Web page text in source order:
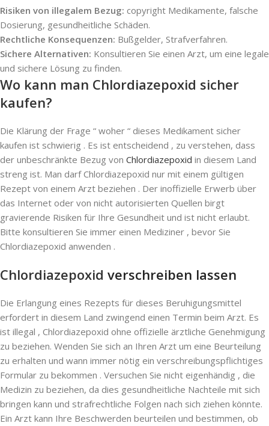
Risiken von illegalem Bezug: copyright Medikamente, falsche
Dosierung, gesundheitliche Schäden.
Rechtliche Konsequenzen: Bußgelder, Strafverfahren.
Sichere Alternativen: Konsultieren Sie einen Arzt, um eine legale
und sichere Lösung zu finden.
Wo kann man Chlordiazepoxid sicher
kaufen?
Die Klärung der Frage “ woher “ dieses Medikament sicher
kaufen ist schwierig . Es ist entscheidend , zu verstehen, dass
der unbeschränkte Bezug von Chlordiazepoxid in diesem Land
streng ist. Man darf Chlordiazepoxid nur mit einem gültigen
Rezept von einem Arzt beziehen . Der inoffizielle Erwerb über
das Internet oder von nicht autorisierten Quellen birgt
gravierende Risiken für Ihre Gesundheit und ist nicht erlaubt.
Bitte konsultieren Sie immer einen Mediziner , bevor Sie
Chlordiazepoxid anwenden .
Chlordiazepoxid verschreiben lassen
Die Erlangung eines Rezepts für dieses Beruhigungsmittel
erfordert in diesem Land zwingend einen Termin beim Arzt. Es
ist illegal , Chlordiazepoxid ohne offizielle ärztliche Genehmigung
zu beziehen. Wenden Sie sich an Ihren Arzt um eine Beurteilung
zu erhalten und wann immer nötig ein verschreibungspflichtiges
Formular zu bekommen . Versuchen Sie nicht eigenhändig , die
Medizin zu beziehen, da dies gesundheitliche Nachteile mit sich
bringen kann und strafrechtliche Folgen nach sich ziehen könnte.
Ein Arzt kann Ihre Beschwerden beurteilen und bestimmen, ob